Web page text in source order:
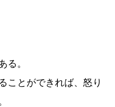
る。
ことができれば、怒り